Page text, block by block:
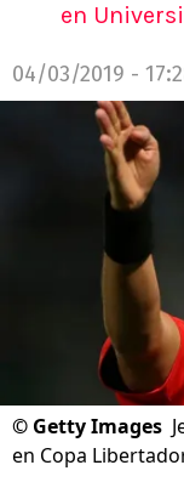
en
04/03/2019 -
© Getty Images
en Copa